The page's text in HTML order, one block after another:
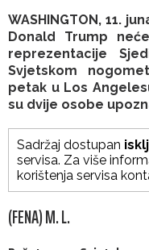
WASHINGTON, 11.
Donald Trump
reprezentacije
Svjetskom
petak u Los
su dvije osobe
Sadržaj dostupan
servisa. Za više
korištenja servisa
(FENA) M. L.